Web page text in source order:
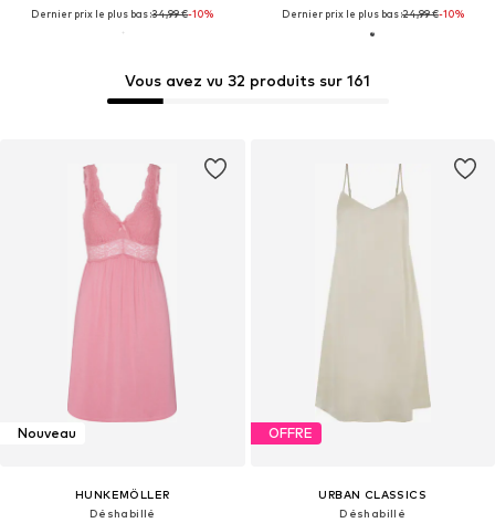
Dernier prix le plus bas :34,99 €-10%
Vous avez vu 32 produits sur 161
Dernier prix le plus bas :24,99 €-10%
Nouveau
HUNKEMÖLLER
Déshabillé
OFFRE
URBAN CLASSICS
Déshabillé